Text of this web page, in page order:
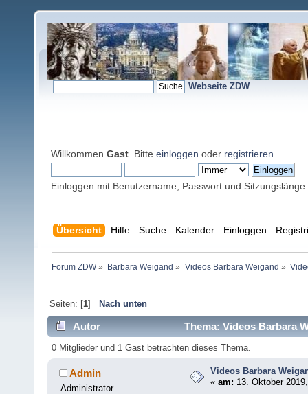
Webseite ZDW
Willkommen Gast . Bitte einloggen oder registrieren
Einloggen mit Benutzername, Passwort und Sitzungslänge
Übersicht Hilfe Suche Kalender Einloggen
Forum ZDW» Barbara Weigand » Videos Barbara Weigand »
Seiten: [1] Nach unten
Autor Thema: Videos Barbara
0 Mitglieder und 1 Gast betrachten dieses Thema.
Admin
Administrator
Videos Barbara
«am: 13. Oktober